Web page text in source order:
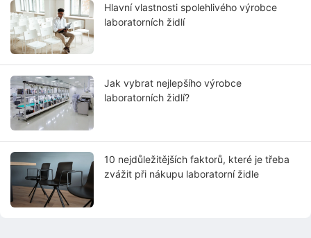
Hlavní vlastnosti spolehlivého výrobce
laboratorních židlí
Jak vybrat nejlepšího výrobce
laboratorních židlí?
10 nejdůležitějších faktorů, které je třeba
zvážit při nákupu laboratorní židle